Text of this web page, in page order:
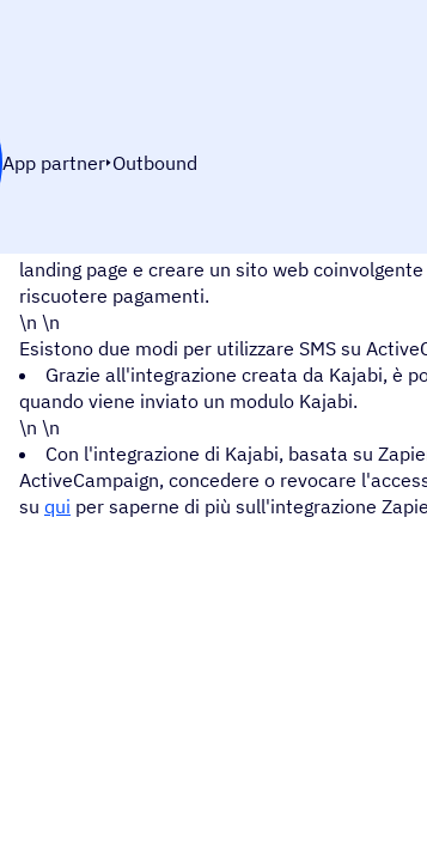
App partner Outbound
landing page e creare un sito web
riscuotere pagamenti.
\n \n
Esistono due modi per utilizzare SMS su
Grazie all'integrazione creata da Kajabi, è
quando viene inviato un modulo Kajabi.
\n \n
Con l'integrazione di Kajabi, basata su
ActiveCampaign, concedere o revocare
su qui per saperne di più sull'integrazione